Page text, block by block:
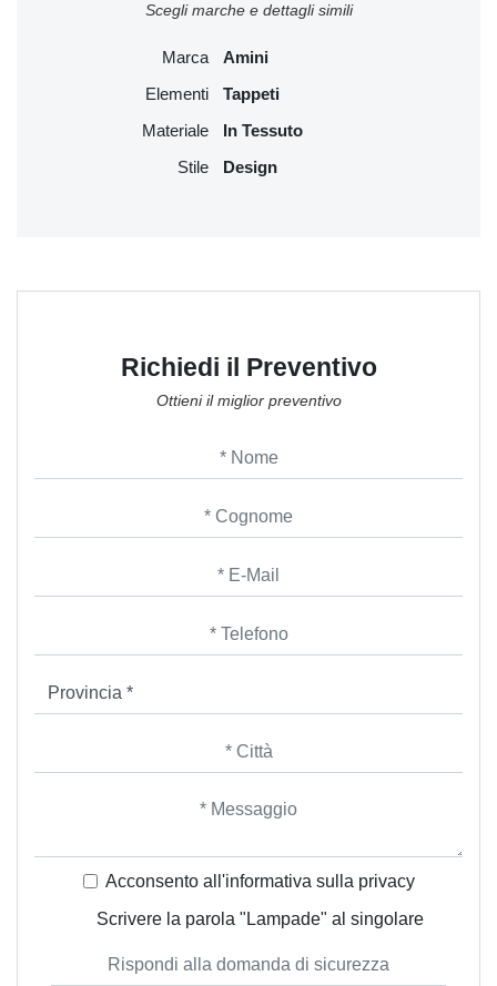
Richiedi il Preventivo
Ottieni il miglior preventivo
Acconsento all'informativa sulla privacy
Scrivere la parola "Lampade" al singolare
Scegli marche e dettagli simili
Marca Amini
Elementi Tappeti
Materiale In Tessuto
Stile Design